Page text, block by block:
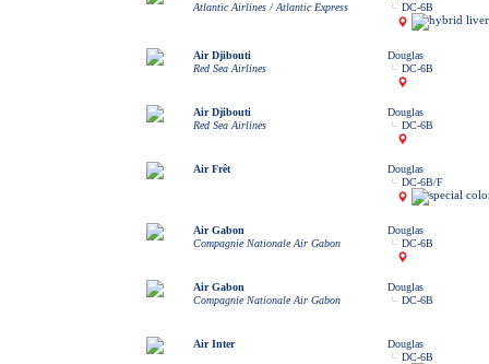
Atlantic Airlines / Atlantic Express
DC-6B
Air Djibouti
Red Sea Airlines
Douglas
DC-6B
Air Djibouti
Red Sea Airlines
Douglas
DC-6B
Air Frêt
Douglas
DC-6B/F
Air Gabon
Compagnie Nationale Air Gabon
Douglas
DC-6B
Air Gabon
Compagnie Nationale Air Gabon
Douglas
DC-6B
Air Inter
Douglas
DC-6B